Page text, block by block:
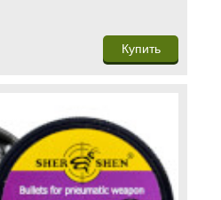
Купить